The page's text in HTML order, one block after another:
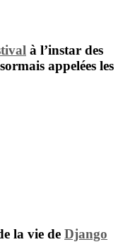
à l’instar des
appelées les
la vie de Django